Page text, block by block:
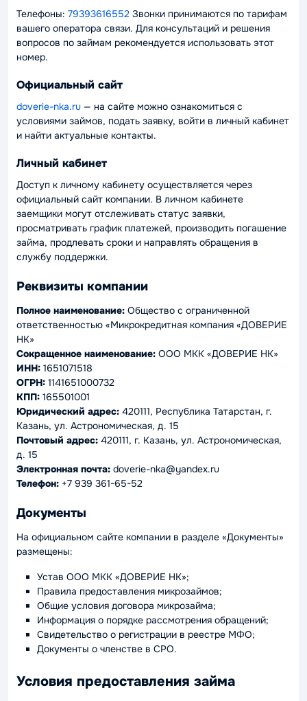
Телефоны: 79393616552 Звонки принимаются по тарифам
вашего оператора связи. Для консультаций и решения
вопросов по займам рекомендуется использовать этот
номер.
Официальный сайт
doverie-nka.ru — на сайте можно ознакомиться с
условиями займов, подать заявку, войти в личный кабинет
и найти актуальные контакты.
Личный кабинет
Доступ к личному кабинету осуществляется через
официальный сайт компании. В личном кабинете
заемщики могут отслеживать статус заявки,
просматривать график платежей, производить погашение
займа, продлевать сроки и направлять обращения в
службу поддержки.
Реквизиты компании
Полное наименование: Общество с ограниченной
ответственностью «Микрокредитная компания «ДОВЕРИЕ
НК»
Сокращенное наименование: ООО МКК «ДОВЕРИЕ НК»
ИНН: 1651071518
ОГРН: 1141651000732
КПП: 165501001
Юридический адрес: 420111, Республика Татарстан, г.
Казань, ул. Астрономическая, д. 15
Почтовый адрес: 420111, г. Казань, ул. Астрономическая,
д. 15
Электронная почта: doverie-nka@yandex.ru
Телефон: +7 939 361-65-52
Документы
На официальном сайте компании в разделе «Документы»
размещены:
Устав ООО МКК «ДОВЕРИЕ НК»;
Правила предоставления микрозаймов;
Общие условия договора микрозайма;
Информация о порядке рассмотрения обращений;
Свидетельство о регистрации в реестре МФО;
Документы о членстве в СРО.
Условия предоставления займа